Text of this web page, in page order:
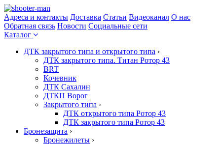
Адреса и контакты Доставка Статьи Видеоканал О нас
Обратная связь Новости Социальные сети
Каталог
ДТК закрытого типа и открытого типа ›
ДТК закрытого типа. Титан Ротор 43
BRT
Кочевник
ДТК Сахалин
ДТКП Ворог
Закрытого типа ›
ДТК открытого типа Ротор 43
ДТК закрытого типа Ротор 43
Бронезащита ›
Бронежилеты ›